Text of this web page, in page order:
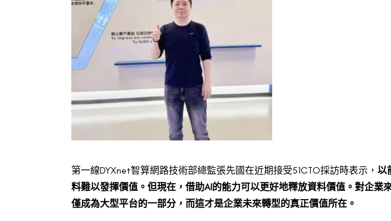
第一線DYXnet智算網路技術部總監張先國在近期接受51CTO採訪時表示， 以
料難以發揮價值。但現在，借助AI的能力可以更好地釋放資料價值。對企
僅成為大型平台的一部分，而這才是企業未來轉型的真正價值所在。